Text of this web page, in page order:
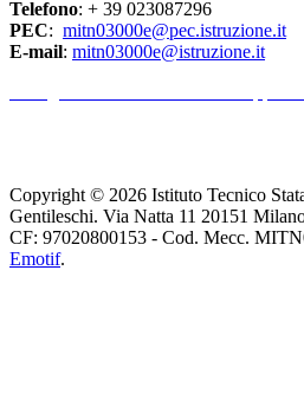
Telefono: + 39 023087296
PEC: mitn03000e@pec.istruzione.it
E-mail: mitn03000e@istruzione.it
Copyright © 2026 Istituto Tecnico
Gentileschi. Via Natta 11 20151
CF: 97020800153 - Cod. Mecc.
Emotif.